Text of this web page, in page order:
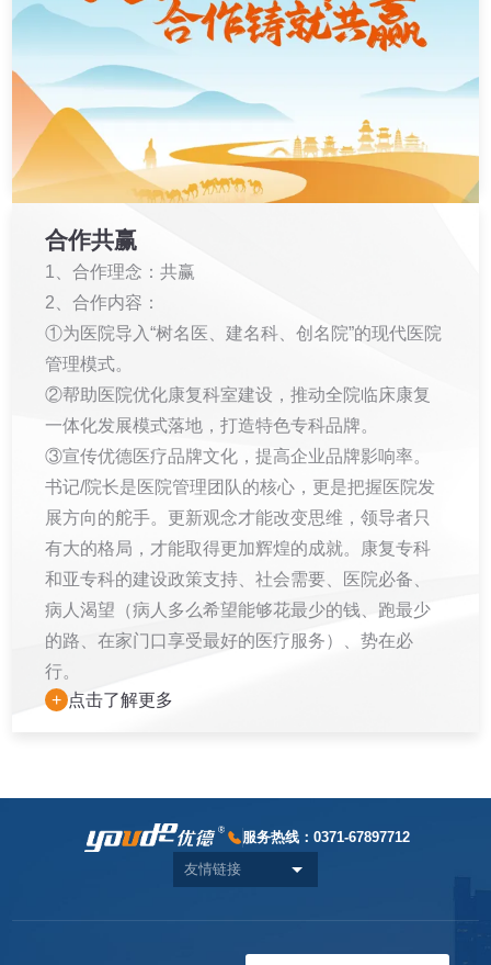
合作共赢
1、合作理念：共赢
2、合作内容：
①为医院导⼊“树名医、建名科、创名院”的现代医院
管理模式。
②帮助医院优化康复科室建设，推动全院临床康复
⼀体化发展模式落地，打造特⾊专科品牌。
③宣传优德医疗品牌⽂化，提⾼企业品牌影响率。
书记/院⻓是医院管理团队的核⼼，更是把握医院发
展⽅向的舵⼿。更新观念才能改变思维，领导者只
有⼤的格局，才能取得更加辉煌的成就。康复专科
和亚专科的建设政策⽀持、社会需要、医院必备、
病⼈渴望（病⼈多么希望能够花最少的钱、跑最少
的路、在家⻔⼝享受最好的医疗服务）、势在必
⾏。
+ 点击了解更多
服务热线： 0371-67897712